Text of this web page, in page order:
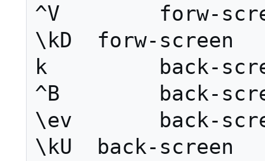
^V        forw-
\kD  forw-screen
k         back-
^B        back-
\ev       back-
\kU  back-screen